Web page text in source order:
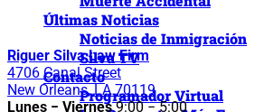
Últimas Noticias
Noticias de Inmigración
Silva TV
Contacto
Programador Virtual
Riguer Silva Law Firm
4706 Canal Street
New Orleans, LA 70119
Lunes − Viernes9:00 − 5:00